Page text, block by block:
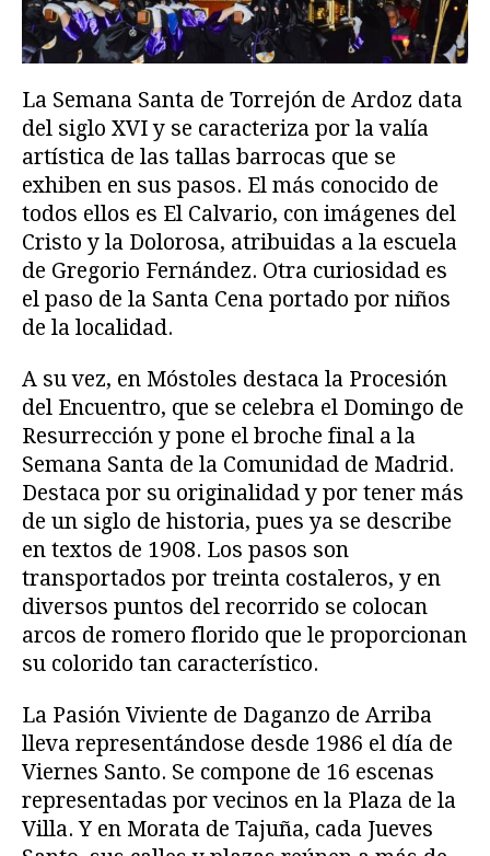
La Semana Santa de Torrejón de Ardoz data
del siglo XVI y se caracteriza por la valía
artística de las tallas barrocas que se
exhiben en sus pasos. El más conocido de
todos ellos es El Calvario, con imágenes del
Cristo y la Dolorosa, atribuidas a la escuela
de Gregorio Fernández. Otra curiosidad es
el paso de la Santa Cena portado por niños
de la localidad.
A su vez, en Móstoles destaca la Procesión
del Encuentro, que se celebra el Domingo de
Resurrección y pone el broche final a la
Semana Santa de la Comunidad de Madrid.
Destaca por su originalidad y por tener más
de un siglo de historia, pues ya se describe
en textos de 1908. Los pasos son
transportados por treinta costaleros, y en
diversos puntos del recorrido se colocan
arcos de romero florido que le proporcionan
su colorido tan característico.
La Pasión Viviente de Daganzo de Arriba
lleva representándose desde 1986 el día de
Viernes Santo. Se compone de 16 escenas
representadas por vecinos en la Plaza de la
Villa. Y en Morata de Tajuña, cada Jueves